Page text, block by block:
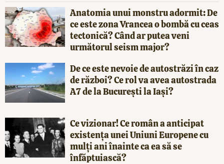
Anatomia unui monstru adormit: De
ce este zona Vrancea o bombă cu ceas
tectonică? Când ar putea veni
următorul seism major?
De ce este nevoie de autostrăzi în caz
de război? Ce rol va avea autostrada
A7 de la București la Iași?
Ce vizionar! Ce român a anticipat
existența unei Uniuni Europene cu
mulți ani înainte ca ea să se
înfăptuiască?